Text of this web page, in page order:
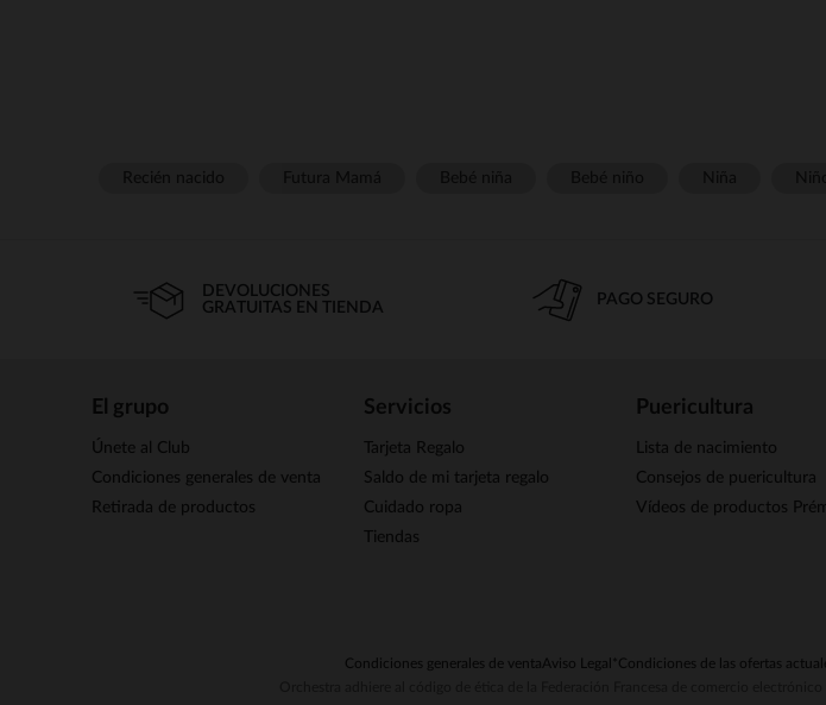
DEVOLUCIONES
GRATUITAS EN TIENDA
PAGO SEGURO
El grupo
Únete al Club
Condiciones generales de venta
Retirada de productos
Servicios
Tarjeta Regalo
Saldo de mi tarjeta regalo
Cuidado ropa
Tiendas
Puericultura
Lista de nacimiento
Consejos de puericultura
Vídeos de productos
Condiciones generales de ventaAviso Legal *Condiciones de las ofertas